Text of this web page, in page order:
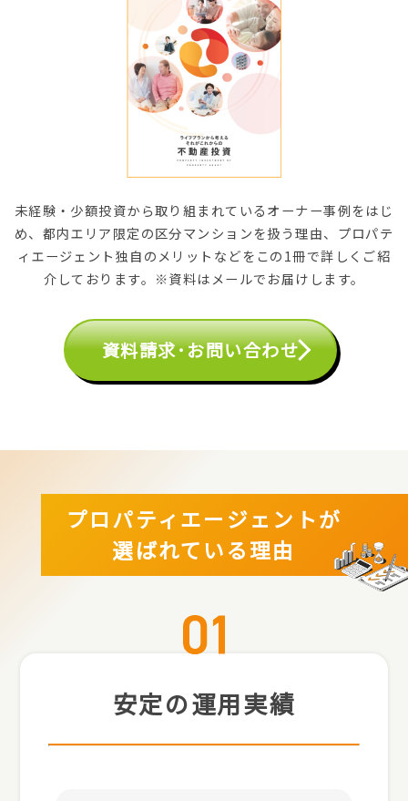
未経験・少額投資から取り組まれているオーナー事例をはじ
め、都内エリア限定の区分マンションを扱う理由、プロパテ
ィエージェント独自のメリットなどをこの1冊で詳しくご紹
介しております。※資料はメールでお届けします。
資料請求･お問い合わせ
プロパティエージェントが
選ばれている理由
安定の運用実績